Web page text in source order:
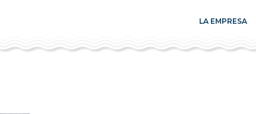
LA EMPRESA